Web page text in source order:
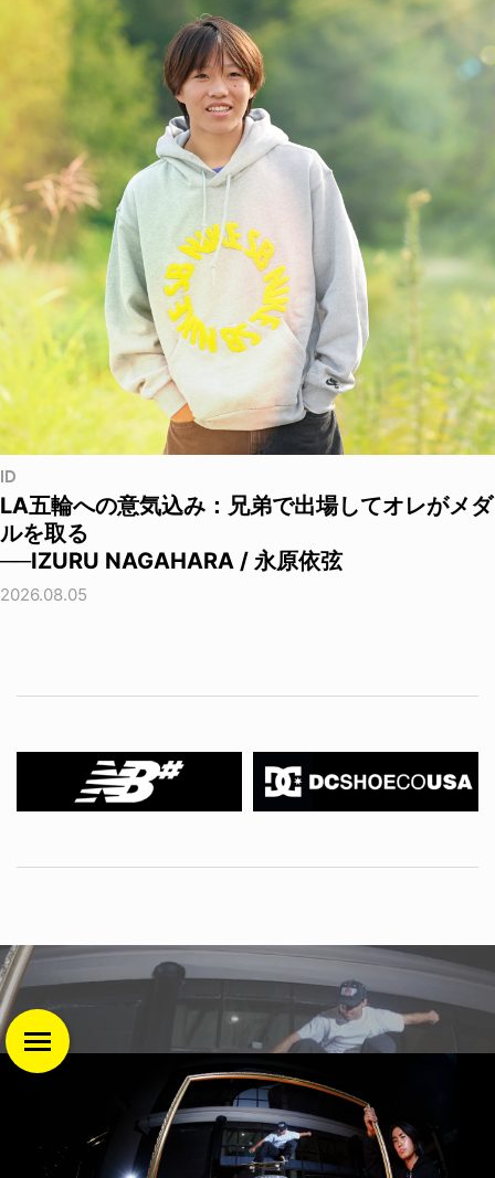
ID
LA五輪への意気込み：兄弟で出場してオレがメダ
ルを取る
──IZURU NAGAHARA / 永原依弦
2026.08.05